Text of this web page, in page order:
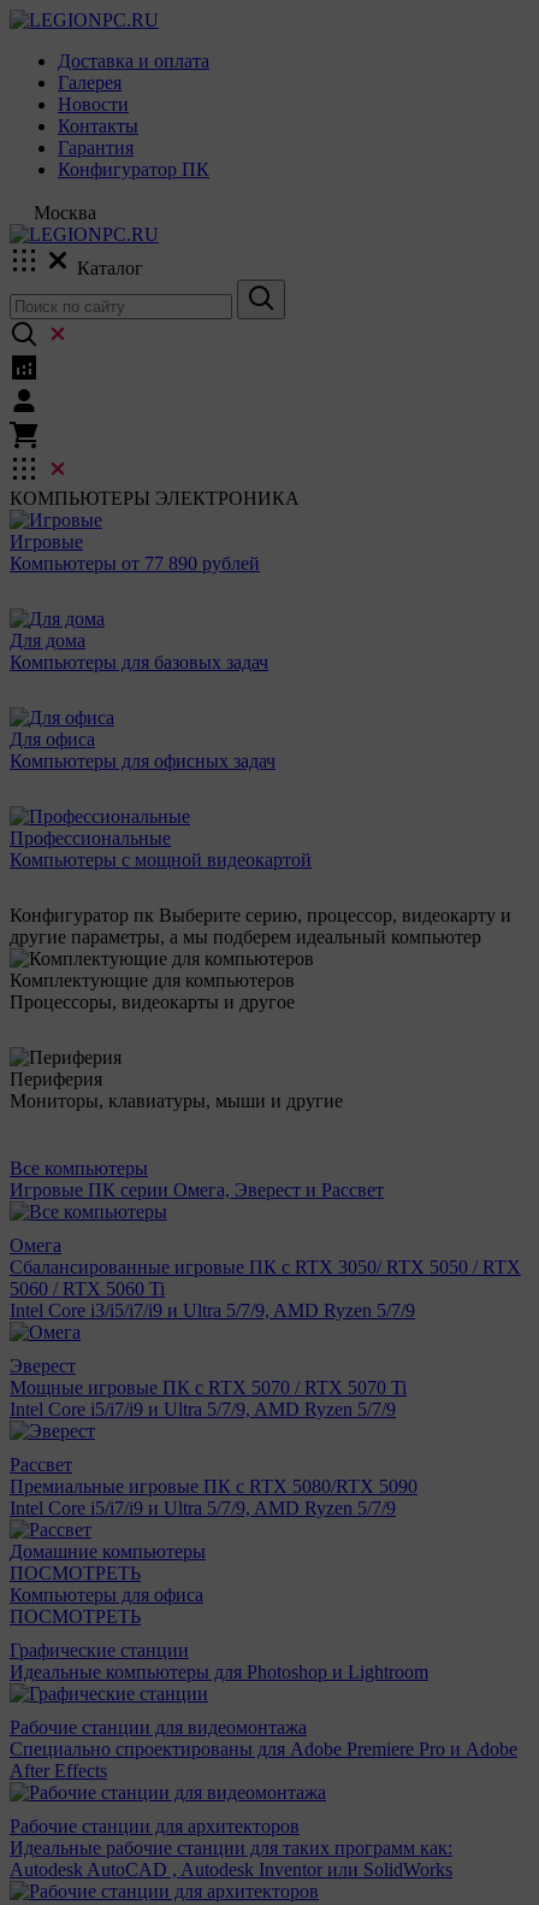
Доставка и оплата
Галерея
Новости
Контакты
Гарантия
Конфигуратор ПК
Москва
Каталог
КОМПЬЮТЕРЫ ЭЛЕКТРОНИКА
Игровые
Компьютеры от 77 890 рублей
Для дома
Компьютеры для базовых задач
Для офиса
Компьютеры для офисных задач
Профессиональные
Компьютеры с мощной видеокартой
Конфигуратор пк Выберите серию, процессор, видеокарту и
другие параметры, а мы подберем идеальный компьютер
Комплектующие для компьютеров
Процессоры, видеокарты и другое
Периферия
Мониторы, клавиатуры, мыши и другие
Все компьютеры
Игровые ПК серии Омега, Эверест и Рассвет
Омега
Сбалансированные игровые ПК с RTX 3050/ RTX 5050 / RTX
5060 / RTX 5060 Ti
Intel Core i3/i5/i7/i9 и Ultra 5/7/9, AMD Ryzen 5/7/9
Эверест
Мощные игровые ПК с RTX 5070 / RTX 5070 Ti
Intel Core i5/i7/i9 и Ultra 5/7/9, AMD Ryzen 5/7/9
Рассвет
Премиальные игровые ПК с RTX 5080/RTX 5090
Intel Core i5/i7/i9 и Ultra 5/7/9, AMD Ryzen 5/7/9
Домашние компьютеры
ПОСМОТРЕТЬ
Компьютеры для офиса
ПОСМОТРЕТЬ
Графические станции
Идеальные компьютеры для Photoshop и Lightroom
Рабочие станции для видеомонтажа
Специально спроектированы для Adobe Premiere Pro и Adobe
After Effects
Рабочие станции для архитекторов
Идеальные рабочие станции для таких программ как:
Autodesk AutoCAD , Autodesk Inventor или SolidWorks